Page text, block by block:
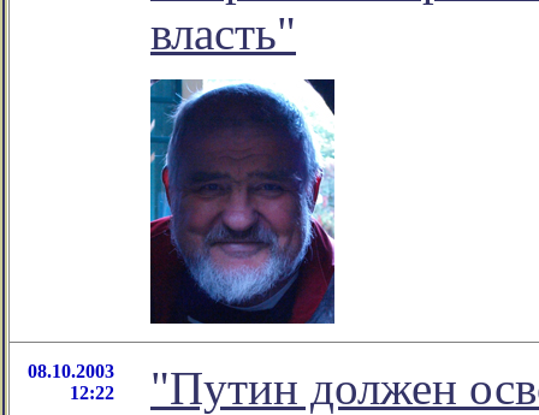
власть"
08.10.2003
12:22
"Путин должен